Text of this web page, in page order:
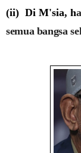
(ii) Di M'sia, h
semua bangsa